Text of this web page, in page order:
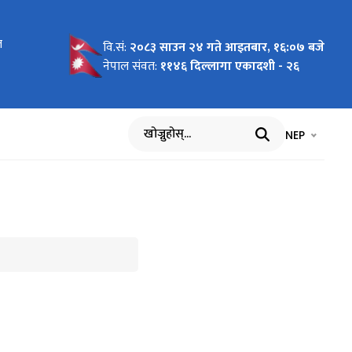
वि.सं: २०८३ साउन २४ गते आइतबार, १६:०७ बजे
नेपाल संवत: ११४६ दिल्लागा एकादशी - २६
खोज्नुहोस् भाषा चयन
NEP